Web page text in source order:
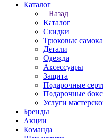
Каталог
Назад
Каталог
Скидки
Трюковые
Детали
Одежда
Аксессуары
Защита
Подарочные
Подарочные
Услуги
Бренды
Акции
Команда